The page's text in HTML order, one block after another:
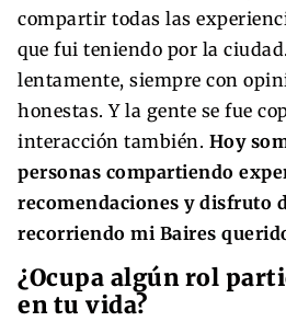
compartir todas las
que fui teniendo por la
lentamente, siempre con
honestas. Y la gente se fue
interacción también. Hoy
personas compartiendo
recomendaciones y disfruto
recorriendo mi Baires
¿Ocupa algún rol
en tu vida?